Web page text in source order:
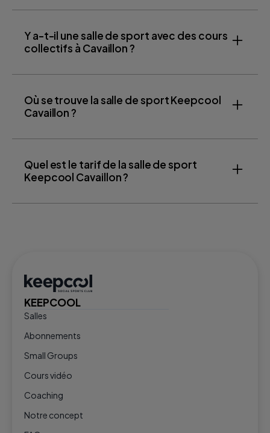
Y a-t-il une salle de sport avec des cours
collectifs à Cavaillon ?
Où se trouve la salle de sport Keepcool
Cavaillon ?
Quel est le tarif de la salle de sport
Keepcool Cavaillon ?
KEEPCOOL
Salles
Abonnements
Small Groups
Cours vidéo
Coaching
Notre concept